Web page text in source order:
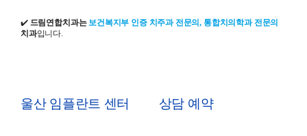
✔️ 드림연합치과는보건복지부 인증 치주과 전문의, 통합치의학과 전문의
치과입니다.
울산 임플란트 센터 상담 예약